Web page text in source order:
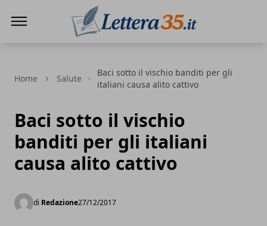
Home Salute
Baci sotto il vischio banditi per gli
italiani causa alito cattivo
Baci sotto il vischio
banditi per gli italiani
causa alito cattivo
di Redazione27/12/2017